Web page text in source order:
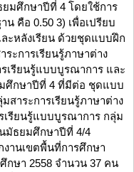
ยมศึกษาปีที่ 4 โดยใช้การ
คือ 0.50 3) เพื่อเปรียบ
ะหลังเรียน ด้วยชุดแบบฝึก
ะการเรียนรู้ภาษาต่าง
เรียนรู้แบบบูรณาการ และ
ศึกษาปีที่ 4 ที่มีต่อ ชุดแบบ
สาระการเรียนรู้ภาษาต่าง
รียนรู้แบบบูรณาการ กลุ่ม
มัธยมศึกษาปีที่ 4/4
งานเขตพื้นที่การศึกษา
กษา 2558 จำนวน 37 คน